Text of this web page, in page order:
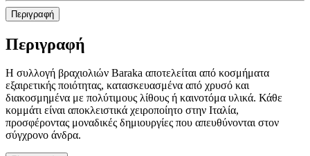
Περιγραφή
Περιγραφή
Η συλλογή βραχιολιών Baraka αποτελείται από κοσμήματα
εξαιρετικής ποιότητας, κατασκευασμένα από χρυσό και
διακοσμημένα με πολύτιμους λίθους ή καινοτόμα υλικά. Κάθε
κομμάτι είναι αποκλειστικά χειροποίητο στην Ιταλία,
προσφέροντας μοναδικές δημιουργίες που απευθύνονται στον
σύγχρονο άνδρα.